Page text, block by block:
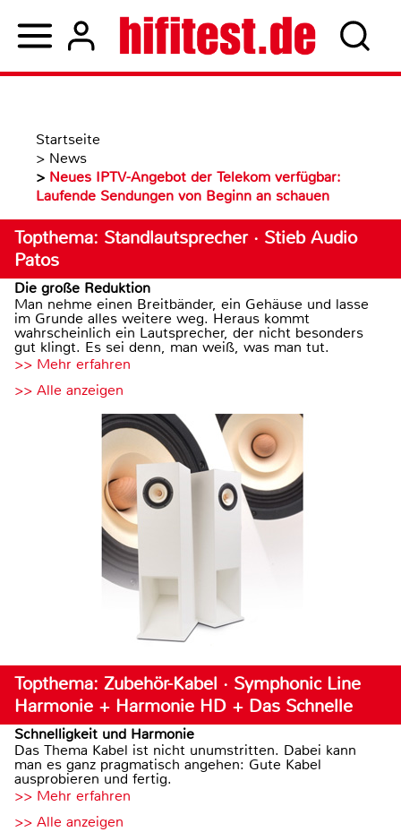
Startseite
> News
> Neues IPTV-Angebot der Telekom verfügbar:
Laufende Sendungen von Beginn an schauen
Topthema: Standlautsprecher · Stieb Audio
Patos
Die große Reduktion
Man nehme einen Breitbänder, ein Gehäuse und lasse
im Grunde alles weitere weg. Heraus kommt
wahrscheinlich ein Lautsprecher, der nicht besonders
gut klingt. Es sei denn, man weiß, was man tut.
>> Mehr erfahren
>> Alle anzeigen
Topthema: Zubehör-Kabel · Symphonic Line
Harmonie + Harmonie HD + Das Schnelle
Schnelligkeit und Harmonie
Das Thema Kabel ist nicht unumstritten. Dabei kann
man es ganz pragmatisch angehen: Gute Kabel
ausprobieren und fertig.
>> Mehr erfahren
>> Alle anzeigen